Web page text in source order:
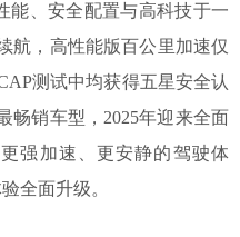
能、安全配置与高科技于一
航，高性能版百公里加速仅
测试中均获得五星安全认
畅销车型，2025年迎来全面
强加速、更安静的驾驶体
全面升级。